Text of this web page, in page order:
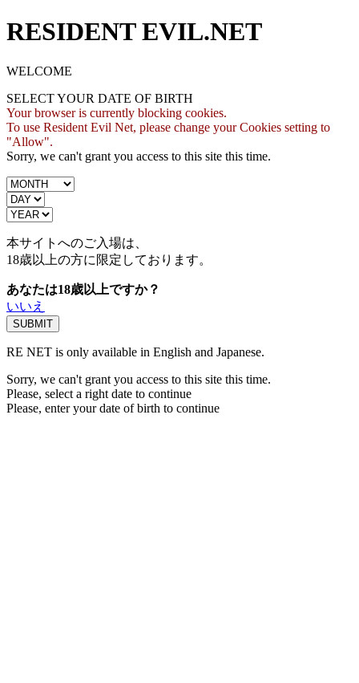
RESIDENT EVIL.NET
WELCOME
SELECT YOUR DATE OF BIRTH
Your browser is currently blocking cookies.
To use Resident Evil Net, please change your Cookies setting to
"Allow".
Sorry, we can't grant you access to this site this time.
本サイトへのご入場は、
18歳以上の方に限定しております。
あなたは18歳以上ですか？
いいえ
RE NET is only available in English and Japanese.
Sorry, we can't grant you access to this site this time.
Please, select a right date to continue
Please, enter your date of birth to continue